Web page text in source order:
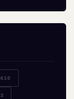
610